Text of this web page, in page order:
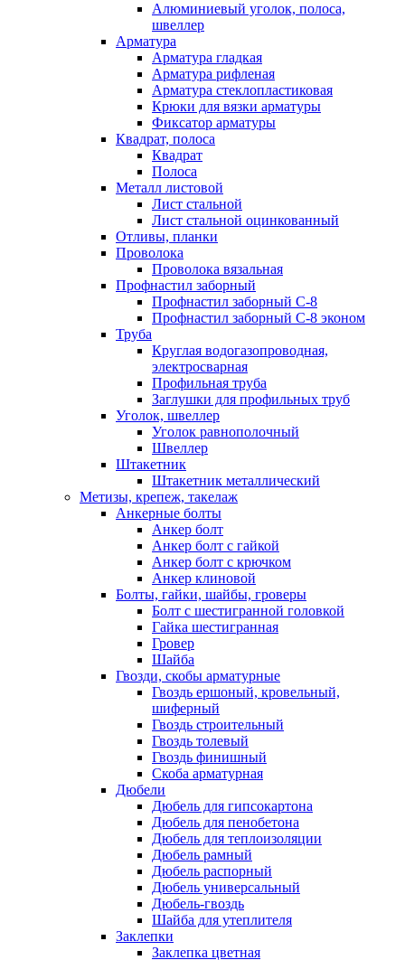
Алюминиевый уголок, полоса,
швеллер
Арматура
Арматура гладкая
Арматура рифленая
Арматура стеклопластиковая
Крюки для вязки арматуры
Фиксатор арматуры
Квадрат, полоса
Квадрат
Полоса
Металл листовой
Лист стальной
Лист стальной оцинкованный
Отливы, планки
Проволока
Проволока вязальная
Профнастил заборный
Профнастил заборный С-8
Профнастил заборный С-8 эконом
Труба
Круглая водогазопроводная,
электросварная
Профильная труба
Заглушки для профильных труб
Уголок, швеллер
Уголок равнополочный
Швеллер
Штакетник
Штакетник металлический
Метизы, крепеж, такелаж
Анкерные болты
Анкер болт
Анкер болт с гайкой
Анкер болт с крючком
Анкер клиновой
Болты, гайки, шайбы, гроверы
Болт c шестигранной головкой
Гайка шестигранная
Гровер
Шайба
Гвозди, скобы арматурные
Гвоздь ершоный, кровельный,
шиферный
Гвоздь строительный
Гвоздь толевый
Гвоздь финишный
Скоба арматурная
Дюбели
Дюбель для гипсокартона
Дюбель для пенобетона
Дюбель для теплоизоляции
Дюбель рамный
Дюбель распорный
Дюбель универсальный
Дюбель-гвоздь
Шайба для утеплителя
Заклепки
Заклепка цветная